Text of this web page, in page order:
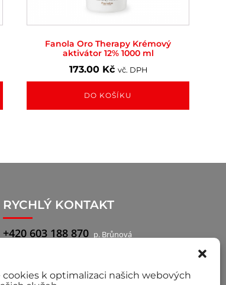
cookies k optimalizaci našich webových
Fanola Oro Therapy Krémový
aktivátor 12% 1000 ml
173.00 Kč vč. DPH
DO KOŠÍKU
RYCHLÝ KONTAKT
+420 603 188 870 p. Brůnová